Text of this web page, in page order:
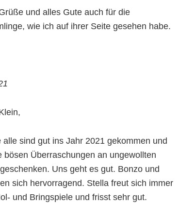
und alles Gute auch für die
wie ich auf ihrer Seite gesehen habe.
alle sind gut ins Jahr 2021 gekommen und
bösen Überraschungen an ungewollten
Uns geht es gut. Bonzo und
sich hervorragend. Stella freut sich immer
und Bringspiele und frisst sehr gut.